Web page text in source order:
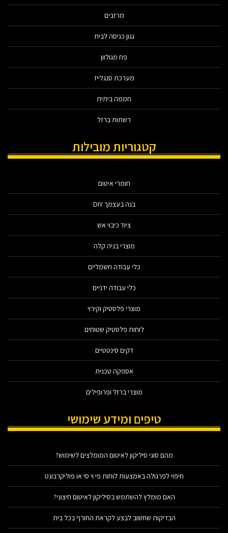
מרזבים
גגון כניסה לבית
פח מגולוון
מערכת סנגלייז
חממה ביתית
רשתות ברזל
קטגוריות מובילות
חומרי איטום
בנה בעצמך DIY
ציוד כיבוי אש
מוצרי בניה קלה
כלי עבודה חשמליים
כלי עבודה ידניים
מוצרי פלסטיק וקירוי
לוחות פלסטיק שטוחים
דקים סינטטיים
אספקה טכנית
מוצרי ברזל ופרופילים
טיפים ומידע שימושי
מהם סוגי סיליקון לאיטום המומלצים לשימוש?
חיפוי לפרגולה באמצעות לוחות פי וי סי או פוליקרבונט
האם מומלץ להשתמש בסיליקון לאיטום חיצוני?
הבדיקות שחשוב לבצע לקראת החורף בכל בית